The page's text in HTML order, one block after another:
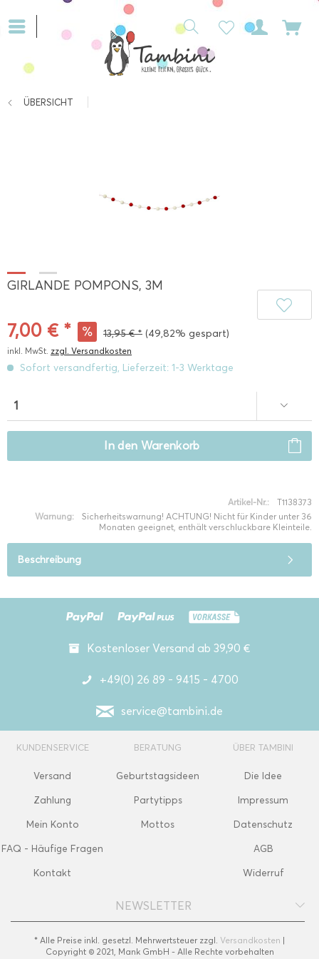
ÜBERSICHT
GIRLANDE POMPONS, 3M
7,00 € * 13,95 € * (49,82% gespart)
inkl. MwSt. zzgl. Versandkosten
Sofort versandfertig, Lieferzeit: 1-3 Werktage
In den Warenkorb
Artikel-Nr.:
T1138373
Warnung:
Sicherheitswarnung! ACHTUNG! Nicht für Kinder unter 36
Monaten geeignet, enthält verschluckbare Kleinteile.
Beschreibung
Kostenloser Versand ab 39,90 €
+49(0) 26 89 - 9415 - 4700
service@tambini.de
KUNDENSERVICE
Versand
Zahlung
Mein Konto
FAQ - Häufige Fragen
Kontakt
BERATUNG
Geburtstagsideen
Partytipps
Mottos
ÜBER TAMBINI
Die Idee
Impressum
Datenschutz
AGB
Widerruf
NEWSLETTER
* Alle Preise inkl. gesetzl. Mehrwertsteuer zzgl. Versandkosten |
Copyright © 2021, Mank GmbH - Alle Rechte vorbehalten